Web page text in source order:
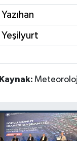
Yazıhan
Yeşilyurt
Kaynak: